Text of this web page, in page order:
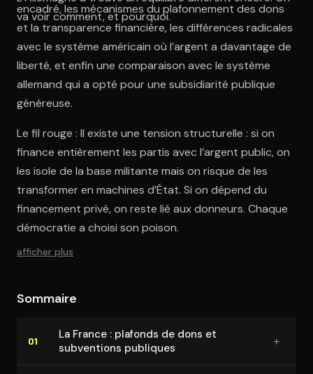
va voir comment, et pourquoi.
encadré, les mécanismes du plafonnement des dons
et la transparence financière, les différences radicales
avec le système américain où l’argent a davantage de
liberté, et enfin une comparaison avec le système
allemand qui a opté pour une subsidiarité publique
généreuse.
Le fil rouge : Il existe une tension structurelle : si on
finance entièrement les partis avec l’argent public, on
les isole de la base militante mais on risque de les
transformer en machines d’État. Si on dépend du
financement privé, on reste lié aux donneurs. Chaque
démocratie a choisi son poison.
afficher plus
Sommaire
01
La France : plafonds de dons et
subventions publiques
+